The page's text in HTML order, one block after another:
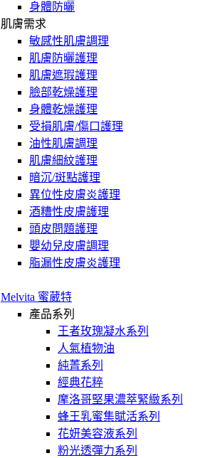
身體防曬
肌膚需求
敏感性肌膚調理
肌膚防曬護理
肌膚遮瑕護理
臉部乾燥護理
身體乾燥護理
受損肌膚/傷口護理
油性肌膚調理
肌膚細紋護理
暗沉/斑點護理
異位性皮膚炎護理
酒糟性皮膚護理
頭皮問題護理
嬰幼兒皮膚調理
脂漏性皮膚炎護理
Melvita 蜜葳特
產品系列
王者玫瑰凝水系列
人氣植物油
純菁系列
經典花粹
摩洛哥堅果濃萃緊緻系列
蜂王乳蜜集賦活系列
花妍美容液系列
粉光透彈力系列